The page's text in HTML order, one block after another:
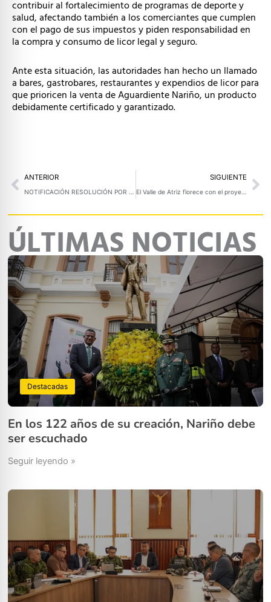
contribuir al fortalecimiento de programas de deporte y
salud, afectando también a los comerciantes que cumplen
con el pago de sus impuestos y piden responsabilidad en
la compra y consumo de licor legal y seguro.
Ante esta situación, las autoridades han hecho un llamado
a bares, gastrobares, restaurantes y expendios de licor para
que prioricen la venta de Aguardiente Nariño, un producto
debidamente certificado y garantizado.
Prev
ANTERIOR
NOTIFICACIÓN RESOLUCIÓN POR MEDIO DE LA CUAL SE LIQUIDA EL CRÉDITOY COSTAS DENTRO DEL PROCESO ADMINISTRATIVO DE JURISDICCIÓN COACTIVA NO. SHCC-0002-2018
SIGUIENTE
El Valle de Atriz florece con el proyecto de “Gobernanza del agua y el territorio”
ÚLTIMAS NOTICIAS
Destacadas
En los 122 años de su creación, Nariño debe
ser escuchado
Seguir leyendo »